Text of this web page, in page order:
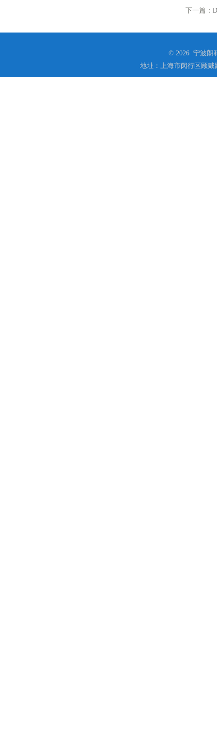
下一篇：
© 2026 宁波朗
地址：上海市闵行区顾